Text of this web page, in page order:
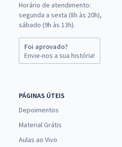
Horário de atendimento:
segunda a sexta (8h às 20h),
sábado (9h às 13h).
Foi aprovado?
Envie-nos a sua história!
PÁGINAS ÚTEIS
Depoimentos
Material Grátis
Aulas ao Vivo